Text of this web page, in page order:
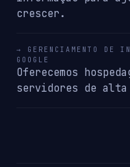
crescer.
→ GERENCIAMENTO DE
GOOGLE
Oferecemos
servidores de alta